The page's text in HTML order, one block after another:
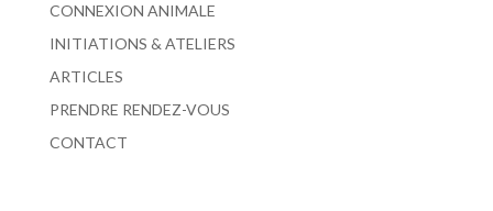
CONNEXION ANIMALE
INITIATIONS & ATELIERS
ARTICLES
PRENDRE RENDEZ-VOUS
CONTACT